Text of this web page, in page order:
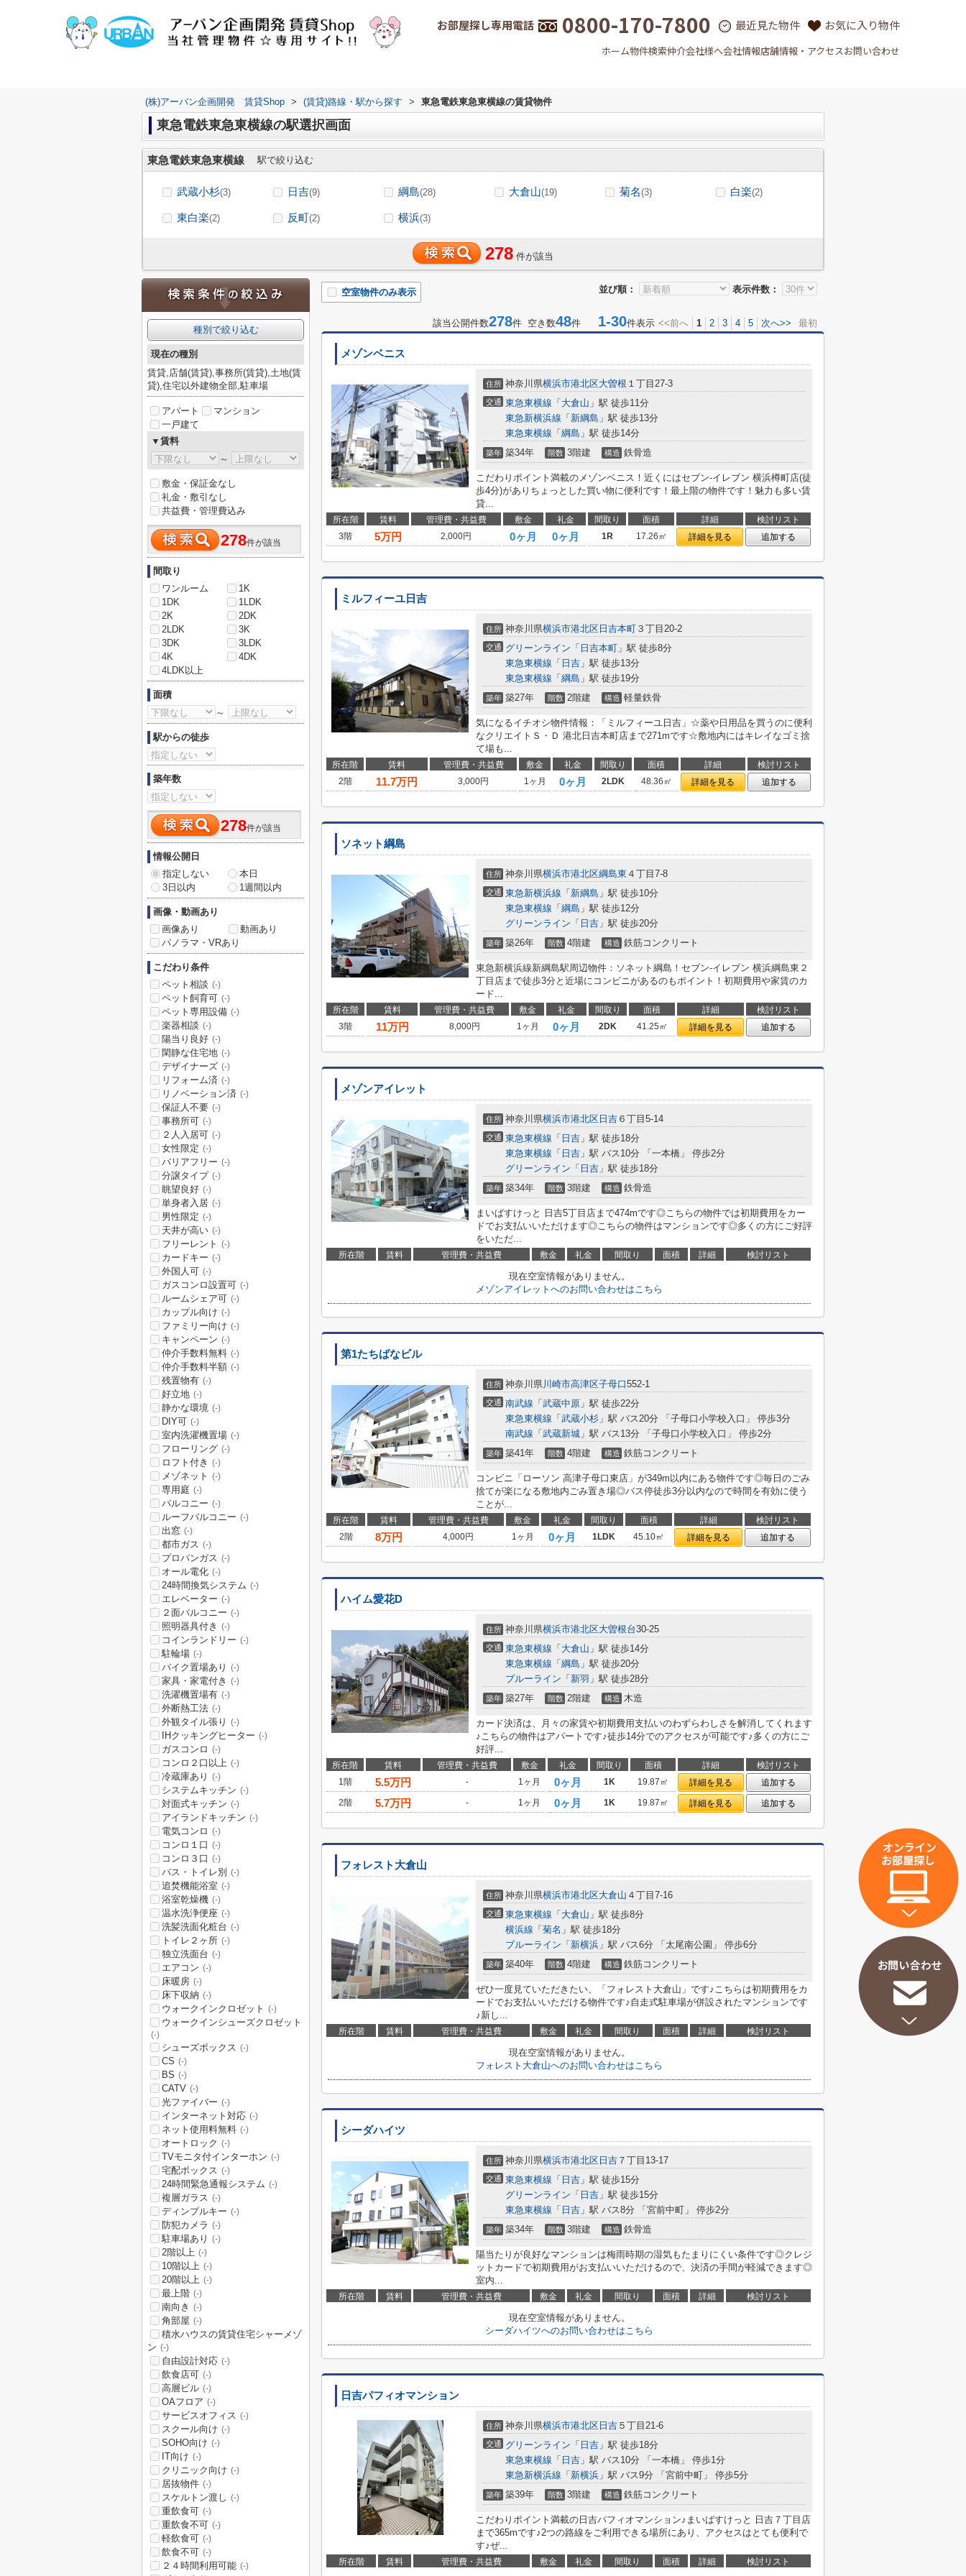
お部屋探し専用電話 0800-170-7800 最近見た物件 お気に入り物件
ホーム物件検索仲介会社様へ会社情報店舗情報・アクセスお問い合わせ
(株)アーバン企画開発 賃貸Shop > (賃貸)路線・駅から探す > 東急電鉄東急東横線の賃貸物件
東急電鉄東急東横線の駅選択画面
東急電鉄東急東横線 駅で絞り込む
武蔵小杉(3) 日吉(9) 綱島(28) 大倉山(19) 菊名(3) 白楽(2)
東白楽(2) 反町(2) 横浜(3)
278 件が該当
並び順： 表示件数：
空室物件のみ表示
該当公開件数278件 空き数48件 1-30件表示 <<前へ 1 2 3 4 5 次へ>> 最初
メゾンベニス
住所 神奈川県横浜市港北区大曽根 １丁目27-3
交通 東急東横線 「 大倉山 」駅 徒歩11分
東急新横浜線 「 新綱島 」駅 徒歩13分
東急東横線 「 綱島 」駅 徒歩14分
築年 築34年 階数 3階建 構造 鉄骨造
こだわりポイント満載のメゾンベニス！近くにはセブン‐イレブン 横浜樽町店(徒
歩4分)がありちょっとした買い物に便利です！最上階の物件です！魅力も多い賃
貸...
所在階 賃料 管理費・共益費 敷金 礼金 間取り 面積 詳細
検討リスト
3階
5万円 2,000円 0ヶ月 0ヶ月 1R 17.26㎡ 詳細を見る 追加する
ミルフィーユ日吉
住所 神奈川県横浜市港北区 日吉本町 ３丁目20-2
交通 グリーンライン 「 日吉本町 」駅 徒歩8分
東急東横線 「 日吉 」駅 徒歩13分
東急東横線 「 綱島 」駅 徒歩19分
築年 築27年 階数 2階建 構造 軽量鉄骨
気になるイチオシ物件情報：「ミルフィーユ日吉」☆薬や日用品を買うのに便利
なクリエイトＳ・Ｄ 港北日吉本町店まで271mです☆敷地内にはキレイなゴミ捨
て場も...
所在階 賃料 管理費・共益費 敷金 礼金 間取り 面積 詳細
検討リスト
2階
11.7万円 3,000円 1ヶ月 0ヶ月 2LDK 48.36㎡ 詳細を見る 追加する
ソネット綱島
住所 神奈川県横浜市港北区綱島東 ４丁目7-8
交通 東急新横浜線 「 新綱島 」駅 徒歩10分
東急東横線 「 綱島 」駅 徒歩12分
グリーンライン 「 日吉 」駅 徒歩20分
築年 築26年 階数 4階建 構造 鉄筋コンクリート
東急新横浜線新綱島駅周辺物件：ソネット綱島！セブン‐イレブン 横浜綱島東２
丁目店まで徒歩3分と近場にコンビニがあるのもポイント！初期費用や家賃のカ
ード...
所在階 賃料 管理費・共益費 敷金 礼金 間取り 面積 詳細
検討リスト
3階
11万円 8,000円 1ヶ月 0ヶ月 2DK 41.25㎡ 詳細を見る 追加する
メゾンアイレット
住所 神奈川県横浜市港北区 日吉 ６丁目5-14
交通 東急東横線 「 日吉 」駅 徒歩18分
東急東横線 「 日吉 」駅 バス10分 「一本橋」 停歩2分
グリーンライン 「 日吉 」駅 徒歩18分
築年 築34年 階数 3階建 構造 鉄骨造
まいばすけっと 日吉5丁目店まで474mです◎こちらの物件では初期費用をカー
ドでお支払いいただけます◎こちらの物件はマンションです◎多くの方にご好評
をいただ...
所在階 賃料 管理費・共益費 敷金 礼金 間取り 面積 詳細 検討リスト
現在空室情報がありません。
メゾンアイレットへのお問い合わせはこちら
第1たちばなビル
住所 神奈川県川崎市高津区子母口552-1
交通 南武線 「 武蔵中原 」駅 徒歩22分
東急東横線 「 武蔵小杉 」駅 バス20分 「子母口小学校入口」 停歩3分
南武線 「 武蔵新城 」駅 バス13分 「子母口小学校入口」 停歩2分
築年 築41年 階数 4階建 構造 鉄筋コンクリート
コンビニ「ローソン 高津子母口東店」が349m以内にある物件です◎毎日のごみ
捨てが楽になる敷地内ごみ置き場◎バス停徒歩3分以内なので時間を有効に使う
ことが...
所在階 賃料 管理費・共益費 敷金 礼金 間取り 面積 詳細
検討リスト
2階
8万円 4,000円 1ヶ月 0ヶ月 1LDK 45.10㎡ 詳細を見る 追加する
ハイム愛花D
住所 神奈川県横浜市港北区大曽根台30-25
交通 東急東横線 「 大倉山 」駅 徒歩14分
東急東横線 「 綱島 」駅 徒歩20分
ブルーライン 「 新羽 」駅 徒歩28分
築年 築27年 階数 2階建 構造 木造
カード決済は、月々の家賃や初期費用支払いのわずらわしさを解消してくれます
♪こちらの物件はアパートです♪徒歩14分でのアクセスが可能です♪多くの方にご
好評...
所在階 賃料 管理費・共益費 敷金 礼金 間取り 面積 詳細
検討リスト
1階
5.5万円 - 1ヶ月 0ヶ月 1K 19.87㎡ 詳細を見る
追加する
2階
5.7万円 - 1ヶ月 0ヶ月 1K 19.87㎡ 詳細を見る 追加する
フォレスト大倉山
住所 神奈川県横浜市港北区大倉山 ４丁目7-16
交通 東急東横線 「 大倉山 」駅 徒歩8分
横浜線 「 菊名 」駅 徒歩18分
ブルーライン 「 新横浜 」駅 バス6分 「太尾南公園」 停歩6分
築年 築40年 階数 4階建 構造 鉄筋コンクリート
ぜひ一度見ていただきたい、「フォレスト大倉山」です♪こちらは初期費用をカ
ードでお支払いいただける物件です♪自走式駐車場が併設されたマンションです
♪新し...
所在階 賃料 管理費・共益費 敷金 礼金 間取り 面積 詳細 検討リスト
現在空室情報がありません。
フォレスト大倉山へのお問い合わせはこちら
シーダハイツ
住所 神奈川県横浜市港北区 日吉 ７丁目13-17
交通 東急東横線 「 日吉 」駅 徒歩15分
グリーンライン 「 日吉 」駅 徒歩15分
東急東横線 「 日吉 」駅 バス8分 「宮前中町」 停歩2分
築年 築34年 階数 3階建 構造 鉄骨造
陽当たりが良好なマンションは梅雨時期の湿気もたまりにくい条件です◎クレジ
ットカードで初期費用がお支払いいただけるので、決済の手間が軽減できます◎
室内...
所在階 賃料 管理費・共益費 敷金 礼金 間取り 面積 詳細 検討リスト
現在空室情報がありません。
シーダハイツへのお問い合わせはこちら
日吉パフィオマンション
住所 神奈川県横浜市港北区 日吉 ５丁目21-6
交通 グリーンライン 「 日吉 」駅 徒歩18分
東急東横線 「 日吉 」駅 バス10分 「一本橋」 停歩1分
東急新横浜線 「 新横浜 」駅 バス9分 「宮前中町」 停歩5分
築年 築39年 階数 3階建 構造 鉄筋コンクリート
こだわりポイント満載の日吉パフィオマンション♪まいばすけっと 日吉７丁目店
まで365mです♪2つの路線をご利用できる場所にあり、アクセスはとても便利で
す♪ぜ...
所在階 賃料 管理費・共益費 敷金 礼金 間取り 面積 詳細 検討リスト
種別で絞り込む
現在の種別
賃貸,店舗(賃貸),事務所(賃貸),土地(賃
貸),住宅以外建物全部,駐車場
アパート
マンション
一戸建て
▼賃料
～
敷金・保証金なし
礼金・敷引なし
共益費・管理費込み
278件が該当
間取り
ワンルーム
1K
1DK
1LDK
2K
2DK
2LDK
3K
3DK
3LDK
4K
4DK
4LDK以上
面積
～
駅からの徒歩
築年数
278件が該当
情報公開日
指定しない
本日
3日以内
1週間以内
画像・動画あり
画像あり
動画あり
パノラマ・VRあり
こだわり条件
ペット相談 (-)
ペット飼育可 (-)
ペット専用設備 (-)
楽器相談 (-)
陽当り良好 (-)
閑静な住宅地 (-)
デザイナーズ (-)
リフォーム済 (-)
リノベーション済 (-)
保証人不要 (-)
事務所可 (-)
２人入居可 (-)
女性限定 (-)
バリアフリー (-)
分譲タイプ (-)
眺望良好 (-)
単身者入居 (-)
男性限定 (-)
天井が高い (-)
フリーレント (-)
カードキー (-)
外国人可 (-)
ガスコンロ設置可 (-)
ルームシェア可 (-)
カップル向け (-)
ファミリー向け (-)
キャンペーン (-)
仲介手数料無料 (-)
仲介手数料半額 (-)
残置物有 (-)
好立地 (-)
静かな環境 (-)
DIY可 (-)
室内洗濯機置場 (-)
フローリング (-)
ロフト付き (-)
メゾネット (-)
専用庭 (-)
バルコニー (-)
ルーフバルコニー (-)
出窓 (-)
都市ガス (-)
プロパンガス (-)
オール電化 (-)
24時間換気システム (-)
エレベーター (-)
２面バルコニー (-)
照明器具付き (-)
コインランドリー (-)
駐輪場 (-)
バイク置場あり (-)
家具・家電付き (-)
洗濯機置場有 (-)
外断熱工法 (-)
外観タイル張り (-)
IHクッキングヒーター (-)
ガスコンロ (-)
コンロ２口以上 (-)
冷蔵庫あり (-)
システムキッチン (-)
対面式キッチン (-)
アイランドキッチン (-)
電気コンロ (-)
コンロ１口 (-)
コンロ３口 (-)
バス・トイレ別 (-)
追焚機能浴室 (-)
浴室乾燥機 (-)
温水洗浄便座 (-)
洗髪洗面化粧台 (-)
トイレ２ヶ所 (-)
独立洗面台 (-)
エアコン (-)
床暖房 (-)
床下収納 (-)
ウォークインクロゼット (-)
ウォークインシューズクロゼット
(-)
シューズボックス (-)
CS (-)
BS (-)
CATV (-)
光ファイバー (-)
インターネット対応 (-)
ネット使用料無料 (-)
オートロック (-)
TVモニタ付インターホン (-)
宅配ボックス (-)
24時間緊急通報システム (-)
複層ガラス (-)
ディンプルキー (-)
防犯カメラ (-)
駐車場あり (-)
2階以上 (-)
10階以上 (-)
20階以上 (-)
最上階 (-)
南向き (-)
角部屋 (-)
積水ハウスの賃貸住宅シャーメゾ
ン (-)
自由設計対応 (-)
飲食店可 (-)
高層ビル (-)
OAフロア (-)
サービスオフィス (-)
スクール向け (-)
SOHO向け (-)
IT向け (-)
クリニック向け (-)
居抜物件 (-)
スケルトン渡し (-)
重飲食可 (-)
重飲食不可 (-)
軽飲食可 (-)
飲食不可 (-)
２４時間利用可能 (-)